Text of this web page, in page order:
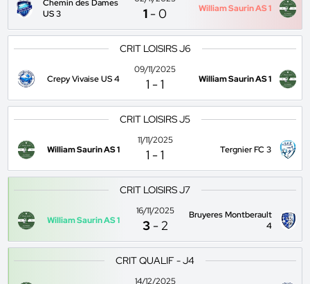
Chemin des Dames
US 3
1 -0 William Saurin AS 1
CRIT LOISIRS J6
Crepy Vivaise US 4
09/11/2025
1 -1 William Saurin AS 1
CRIT LOISIRS J5
William Saurin AS 1
11/11/2025
1 -1 Tergnier FC 3
CRIT LOISIRS J7
William Saurin AS 1
16/11/2025
3 -2
Bruyeres Montberault
4
CRIT QUALIF - J4
14/12/2025